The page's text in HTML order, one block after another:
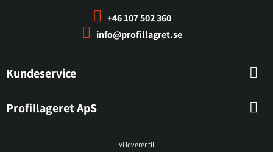
+46 107 502 360
info@profillagret.se
Kundeservice
Profillageret ApS
Vi leverer til